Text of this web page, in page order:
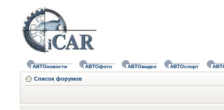
АВТОновости АВТОфото АВТОвидео АВТОспорт
Список форумов